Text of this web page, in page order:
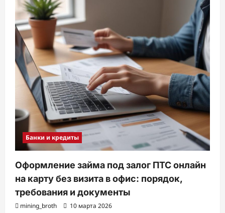
Банки и кредиты
Оформление займа под залог ПТС онлайн
на карту без визита в офис: порядок,
требования и документы
mining_broth 10 марта 2026